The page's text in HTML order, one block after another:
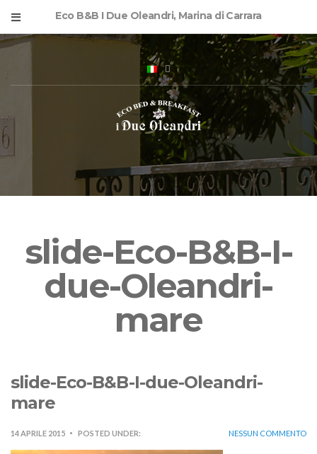
Eco B&B I Due Oleandri, Marina di Carrara
slide-Eco-B&B-I-
due-Oleandri-
mare
slide-Eco-B&B-I-due-Oleandri-
mare
14 APRILE 2015 POSTED UNDER: NESSUN COMMENTO